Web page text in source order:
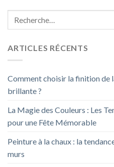
ARTICLES RÉCENTS
Comment choisir la finition de
brillante ?
La Magie des Couleurs : Les
pour une Fête Mémorable
Peinture à la chaux : la
murs